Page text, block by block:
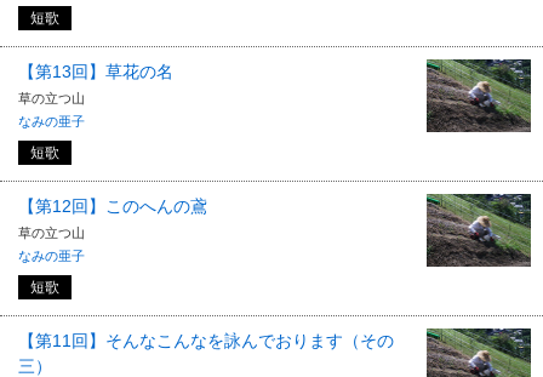
短歌
【第13回】草花の名
草の立つ山
なみの亜子
短歌
【第12回】このへんの鳶
草の立つ山
なみの亜子
短歌
【第11回】そんなこんなを詠んでおります（その
三）